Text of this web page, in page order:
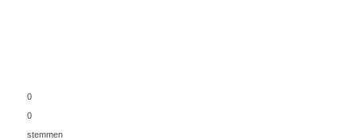
0
0
stemmen